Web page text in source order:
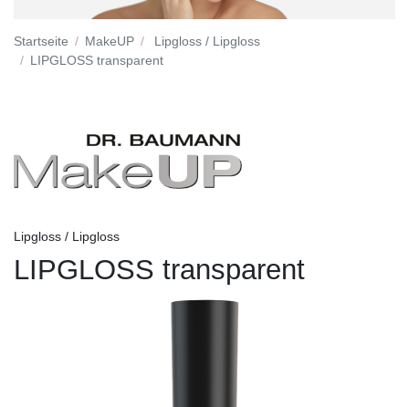
Startseite MakeUP
Lipgloss / Lipgloss
LIPGLOSS transparent
Lipgloss / Lipgloss
LIPGLOSS transparent